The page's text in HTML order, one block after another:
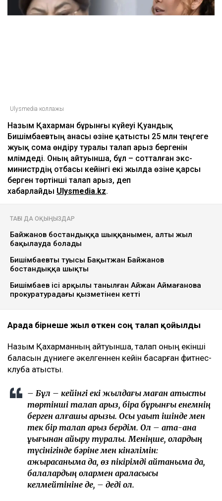
Ulysmedia коллажы
Назым Қахарман бұрынғы күйеуі Қуандық
Бишімбаевтың анасы өзіне қатысты 25 млн теңгеге
жуық сома өндіру туралы талап арыз бергенін
мәлімдеді. Оның айтуынша, бұл – сотталған экс-
министрдің отбасы кейінгі екі жылда өзіне қарсы
берген төртінші талап арыз, деп
хабарлайды Ulysmedia.kz.
ТАҒЫ ДА ОҚЫҢЫЗДАР
Байжанов бостандыққа шыққанымен, алты жыл
бақылауда болады
Бишімбаевтың туысы Бақытжан Байжанов
бостандыққа шықты
Бишімбаев ісі арқылы танылған Айжан Аймағанова
прокуратурадағы қызметінен кетті
Арада бірнеше жыл өткен соң талап қойылды
Назым Қахарманның айтуынша, талап оның екінші
баласын дүниеге әкелгеннен кейін басқарған фитнес-
клубқа қатысты.
– Бұл – кейінгі екі жылдағы маған қатысты
төртінші талап арыз, бірақ бұрынғы енемнің
берген алғашқы арызы. Осы уақыт ішінде мен
тек бір талап арыз бердім. Ол – ата-ана
құқығынан айыру туралы. Меніңше, олардың
түсінігінде бәріне мен кінәлімін:
ажырасқаныма да, өз пікірімді айтқаныма да,
балалардың олармен араласқысы
келмейтініне де, – деді ол.